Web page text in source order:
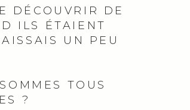
DÉCOUVRIR DE
ILS ÉTAIENT
UN PEU
TOUS
?